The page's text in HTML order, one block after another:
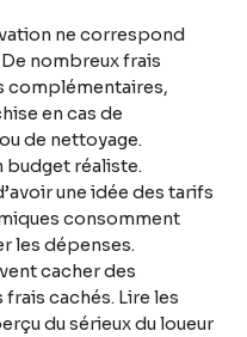
ne correspond
nombreux frais
complémentaires,
en cas de
de nettoyage.
budget réaliste.
une idée des tarifs
consomment
les dépenses.
cacher des
cachés. Lire les
du sérieux du loueur